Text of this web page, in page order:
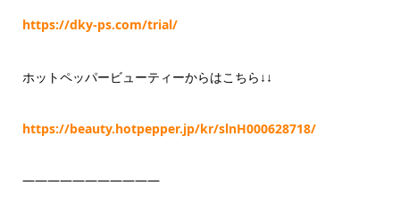
https://dky-ps.com/trial/
ホットペッパービューティーからはこちら↓↓
https://beauty.hotpepper.jp/kr/slnH000628718/
———————————